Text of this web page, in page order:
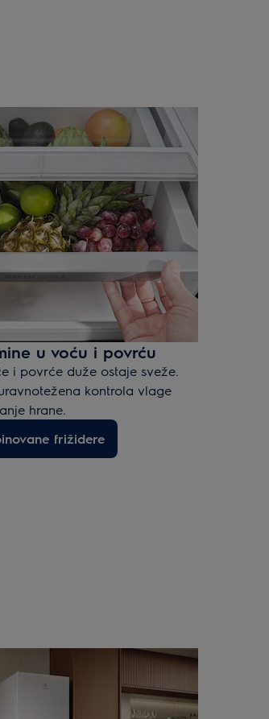
u voću i povrću
i povrće duže ostaje sveže.
kontrola vlage
hrane.
frižidere